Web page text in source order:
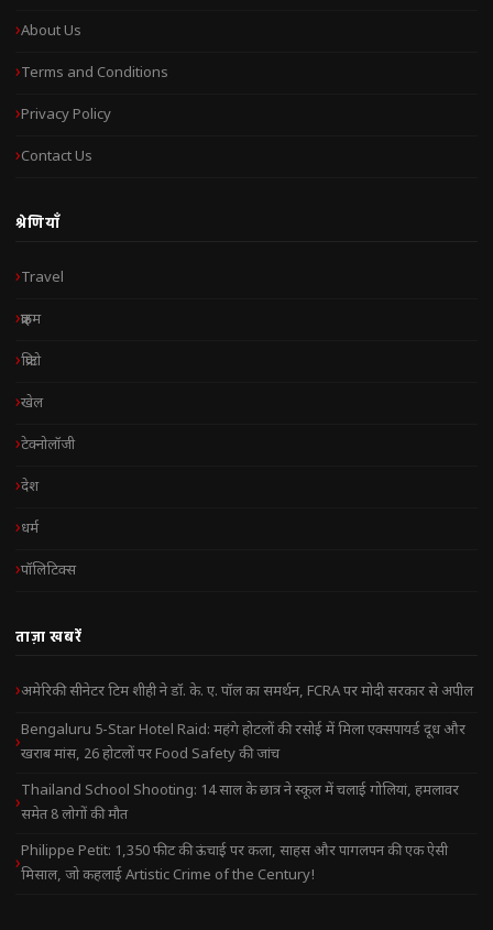
About Us
Terms and Conditions
Privacy Policy
Contact Us
श्रेणियाँ
Travel
क्राइम
क्रिप्टो
खेल
टेक्नोलॉजी
देश
धर्म
पॉलिटिक्स
ताज़ा खबरें
अमेरिकी सीनेटर टिम शीही ने डॉ. के. ए. पॉल का समर्थन, FCRA पर मोदी सरकार से अपील
Bengaluru 5-Star Hotel Raid: महंगे होटलों की रसोई में मिला एक्सपायर्ड दूध और
खराब मांस, 26 होटलों पर Food Safety की जांच
Thailand School Shooting: 14 साल के छात्र ने स्कूल में चलाई गोलियां, हमलावर
समेत 8 लोगों की मौत
Philippe Petit: 1,350 फीट की ऊंचाई पर कला, साहस और पागलपन की एक ऐसी
मिसाल, जो कहलाई Artistic Crime of the Century!